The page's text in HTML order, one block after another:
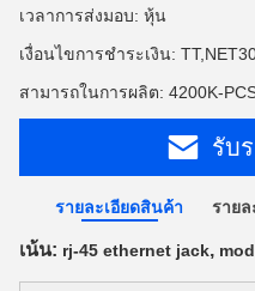
เวลาการส่งมอบ: หุ้น
เงื่อนไขการชำระเงิน:
สามารถในการผลิต: 4200K-
รับ
รายละเอียดสินค้า รายล
เน้น: rj-45 ethernet jack,